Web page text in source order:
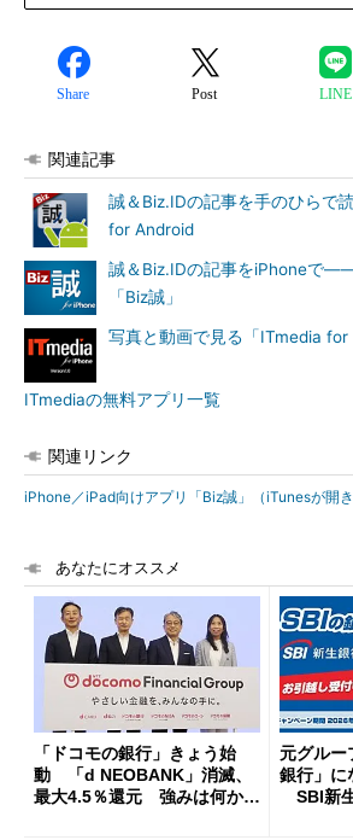
Share Post LINE
関連記事
誠＆Biz.IDの記事を手のひら
for Android
誠＆Biz.IDの記事をiPhoneで
「Biz誠」
写真と動画で見る「ITmedia for
ITmediaの無料アプリ一覧
関連リンク
iPhone／iPad向けアプリ「Biz誠」（iTunesが開き
あなたにオススメ
「ドコモの銀行」きょう始
動 「d NEOBANK」消滅、
最大4.5％還元 強みは何か解
元グルー
銀行」に
SBI新